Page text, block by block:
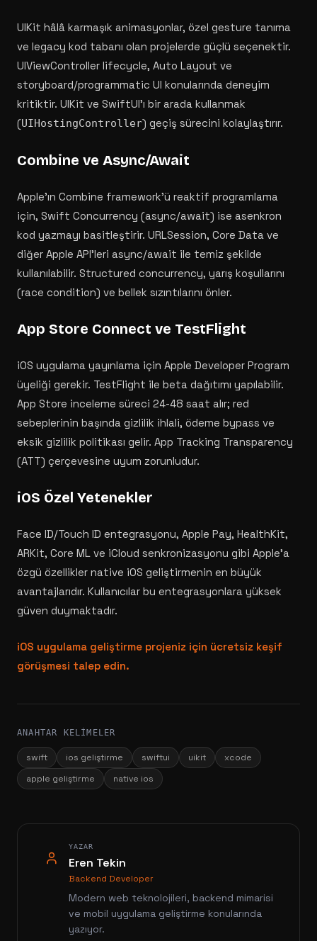
UIKit hâlâ karmaşık animasyonlar, özel gesture tanıma
ve legacy kod tabanı olan projelerde güçlü seçenektir.
UIViewController lifecycle, Auto Layout ve
storyboard/programmatic UI konularında deneyim
kritiktir. UIKit ve SwiftUI'ı bir arada kullanmak
(UIHostingController) geçiş sürecini kolaylaştırır.
Combine ve Async/Await
Apple'ın Combine framework'ü reaktif programlama
için, Swift Concurrency (async/await) ise asenkron
kod yazmayı basitleştirir. URLSession, Core Data ve
diğer Apple API'leri async/await ile temiz şekilde
kullanılabilir. Structured concurrency, yarış koşullarını
(race condition) ve bellek sızıntılarını önler.
App Store Connect ve TestFlight
iOS uygulama yayınlama için Apple Developer Program
üyeliği gerekir. TestFlight ile beta dağıtımı yapılabilir.
App Store inceleme süreci 24-48 saat alır; red
sebeplerinin başında gizlilik ihlali, ödeme bypass ve
eksik gizlilik politikası gelir. App Tracking Transparency
(ATT) çerçevesine uyum zorunludur.
iOS Özel Yetenekler
Face ID/Touch ID entegrasyonu, Apple Pay, HealthKit,
ARKit, Core ML ve iCloud senkronizasyonu gibi Apple'a
özgü özellikler native iOS geliştirmenin en büyük
avantajlarıdır. Kullanıcılar bu entegrasyonlara yüksek
güven duymaktadır.
iOS uygulama geliştirme projeniz için ücretsiz keşif
görüşmesi talep edin.
ANAHTAR KELIMELER
swift ios geliştirme swiftui uikit
xcode
apple geliştirme
native ios
YAZAR
Eren Tekin
Backend Developer
Modern web teknolojileri, backend mimarisi
ve mobil uygulama geliştirme konularında
yazıyor.